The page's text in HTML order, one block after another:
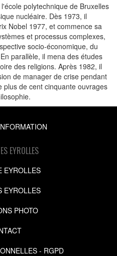
polytechnique de Bruxelles
nucléaire. Dès 1973, il
Nobel 1977, et commence sa
et processus complexes,
socio-économique, du
parallèle, il mena des études
des religions. Après 1982, il
de manager de crise pendant
de cent cinquante ouvrages
EYROLLES
EYROLLES
EYROLLES
PHOTO
- RGPD